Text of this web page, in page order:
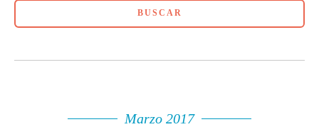
BUSCAR
Marzo 2017